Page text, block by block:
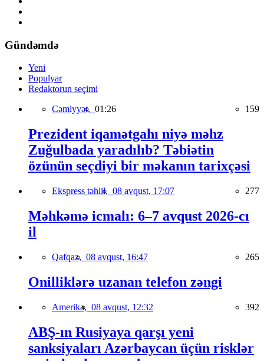
Gündəmdə
Yeni
Populyar
Redaktorun seçimi
Cəmiyyət, 01:26 159
Prezident iqamətgahı niyə məhz
Zuğulbada yaradılıb? Təbiətin
özünün seçdiyi bir məkanın tarixçəsi
Ekspress təhlil, 08 avqust, 17:07 277
Məhkəmə icmalı: 6–7 avqust 2026-cı
il
Qafqaz, 08 avqust, 16:47 265
Onilliklərə uzanan telefon zəngi
Amerika, 08 avqust, 12:32 392
ABŞ-ın Rusiyaya qarşı yeni
sanksiyaları Azərbaycan üçün risklər